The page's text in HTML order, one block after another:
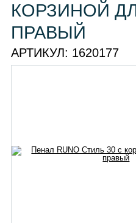
КОРЗИНОЙ
ПРАВЫЙ
АРТИКУЛ: 1620177